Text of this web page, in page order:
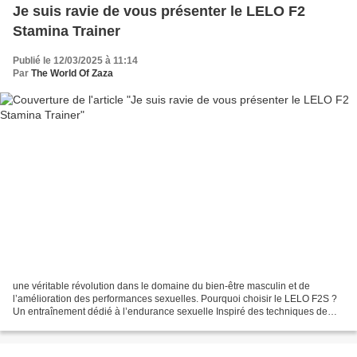
Je suis ravie de vous présenter le LELO F2
Stamina Trainer
Publié le 12/03/2025 à 11:14
Par The World Of Zaza
une véritable révolution dans le domaine du bien-être masculin et de
l’amélioration des performances sexuelles. Pourquoi choisir le LELO F2S ?
Un entraînement dédié à l’endurance sexuelle Inspiré des techniques de